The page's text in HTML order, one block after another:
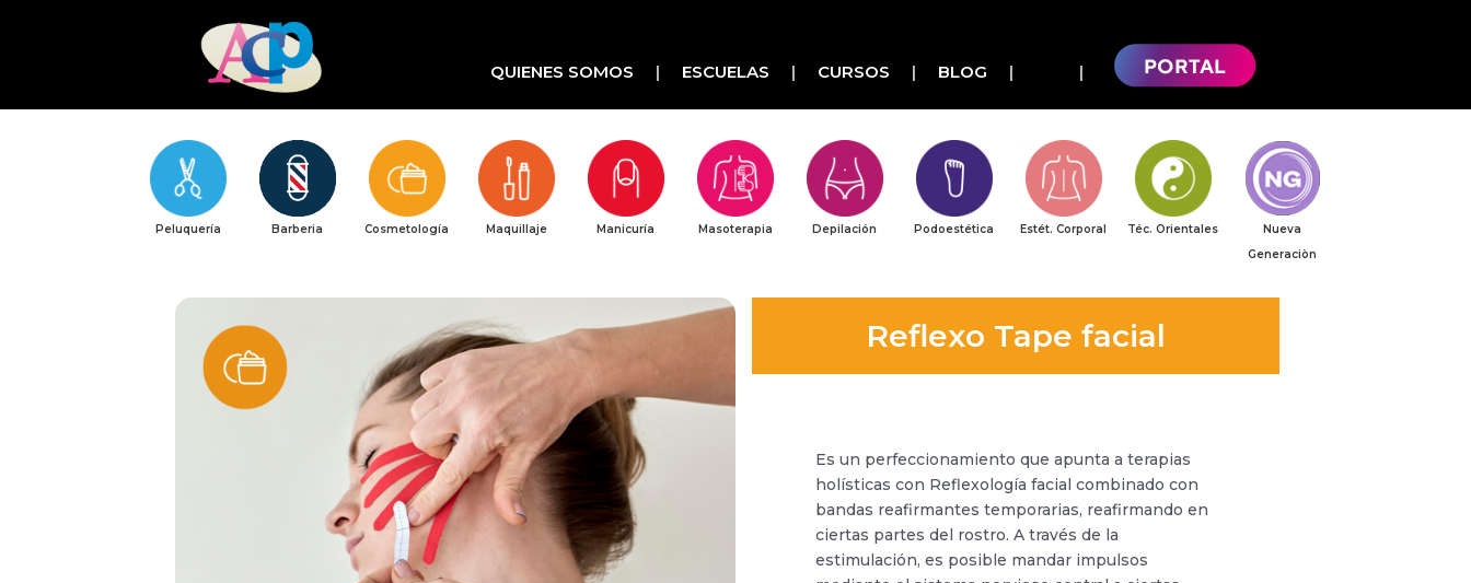
QUIENES SOMOS ESCUELAS CURSOS BLOG
Peluquería Barberia Cosmetología Maquillaje Manicuría Masoterapia Depilación Podoestética Estét. Corporal Téc. Orientales
Nueva
Generaciòn
Reflexo Tape facial
Es un perfeccionamiento que apunta a terapias
holísticas con Reflexología facial combinado con
bandas reafirmantes temporarias, reafirmando en
ciertas partes del rostro. A través de la
estimulación, es posible mandar impulsos